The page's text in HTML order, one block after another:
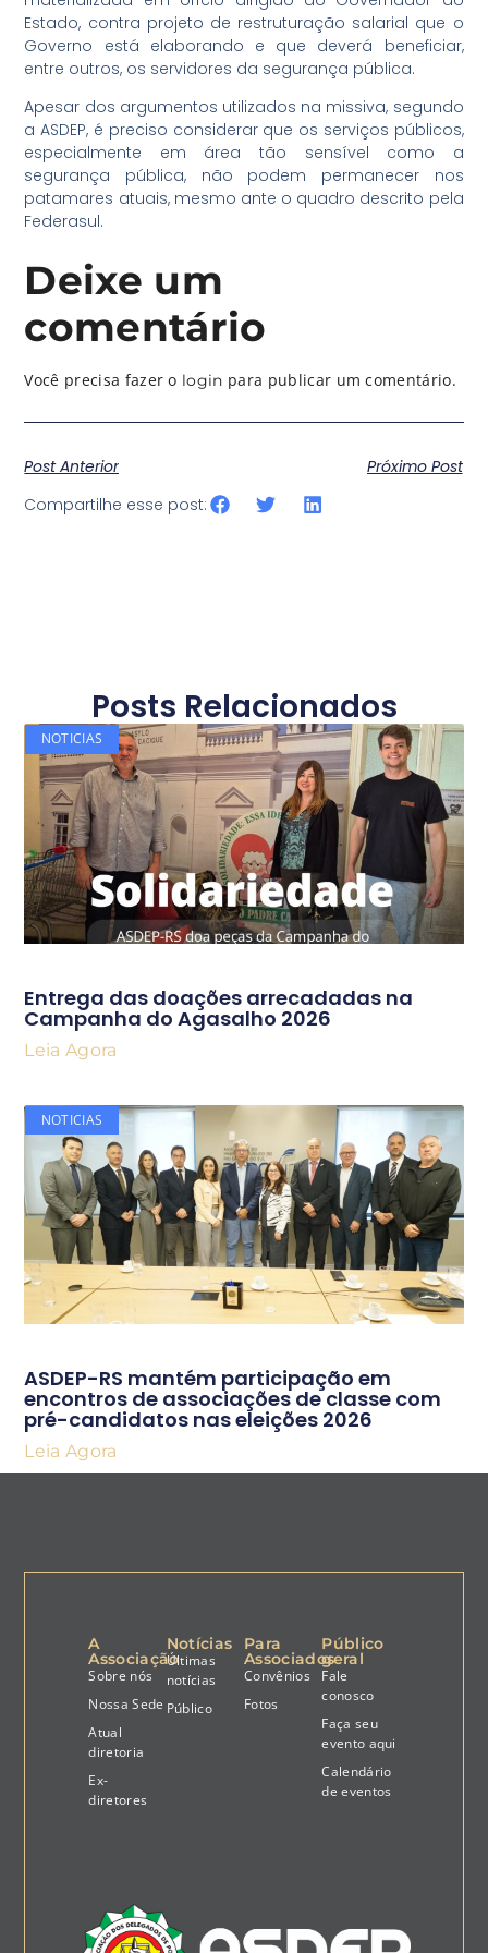
Estado, contra projeto de restruturação salarial que o
Governo está elaborando e que deverá beneficiar,
entre outros, os servidores da segurança pública.
Apesar dos argumentos utilizados na missiva, segundo
a ASDEP, é preciso considerar que os serviços públicos,
especialmente em área tão sensível como a
segurança pública, não podem permanecer nos
patamares atuais, mesmo ante o quadro descrito pela
Federasul.
Deixe um
comentário
Você precisa fazer o login para publicar um comentário.
Post Anterior
Próximo Post
Compartilhe esse post:
Posts Relacionados
NOTICIAS
Entrega das doações arrecadadas na
Campanha do Agasalho 2026
Leia Agora
NOTICIAS
ASDEP-RS mantém participação em
encontros de associações de classe com
pré-candidatos nas eleições 2026
Leia Agora
A
Associação
Sobre nós
Nossa Sede
Atual
diretoria
Ex-
diretores
Notícias
Últimas
notícias
Público
Para
Associados
Convênios
Fotos
Público
geral
Fale
conosco
Faça seu
evento aqui
Calendário
de eventos